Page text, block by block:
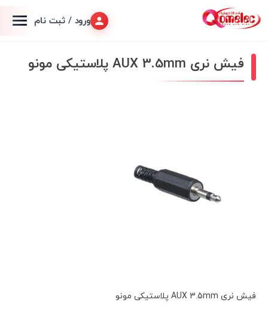
ورود / ثبت نام
فیش نری AUX 3.5mm پلاستیکی مونو
فیش نری AUX 3.5mm پلاستیکی مونو